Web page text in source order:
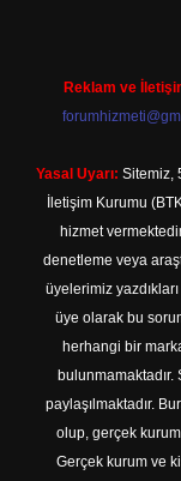
Reklam ve
Yasal Uyarı: Sitemiz,
İletişim Kurumu
hizmet
denetleme veya
üyelerimiz
üye olarak bu
herhangi bir
bulunmamaktadır.
paylaşılmaktadır.
olup, gerçek kurum
Gerçek kurum ve